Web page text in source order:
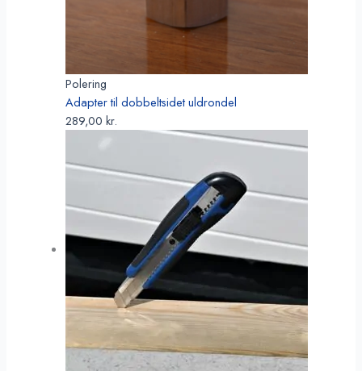
Polering
Adapter til dobbeltsidet uldrondel
289,00 kr.